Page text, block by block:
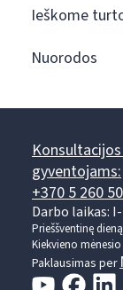
Ieškome
Nuorodos
gyventojams:
+370 5 260
Darbo laikas: I-
Prieššventinę
Kiekvieno
Paklausimas per